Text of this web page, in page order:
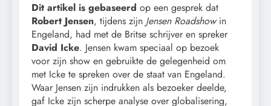
Dit artikel is gebaseerd op een gesprek dat
Robert Jensen, tijdens zijn Jensen Roadshowin
Engeland, had met de Britse schrijver en spreker
David Icke. Jensen kwam speciaal op bezoek
voor zijn show en gebruikte de gelegenheid om
met Icke te spreken over de staat van Engeland.
Waar Jensen zijn indrukken als bezoeker deelde,
gaf Icke zijn scherpe analyse over globalisering,